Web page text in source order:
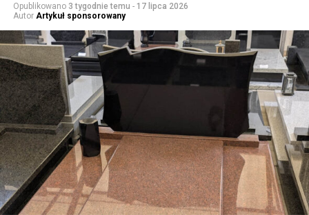
Opublikowano 3 tygodnie temu - 17 lipca 2026
Autor Artykuł sponsorowany